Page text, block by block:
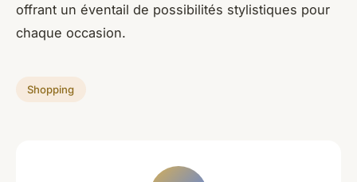
offrant un éventail de possibilités stylistiques pour
chaque occasion.
Shopping